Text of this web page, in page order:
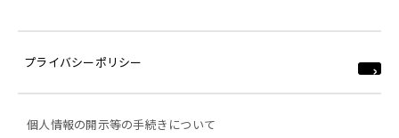
プライバシーポリシー
個人情報の開示等の手続きについて